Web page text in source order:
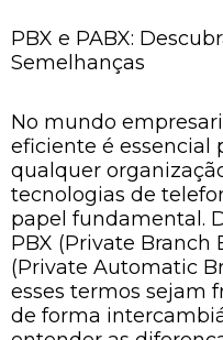
PBX e PABX:
Semelhanças
No mundo
eficiente é essencial
qualquer
tecnologias de
papel fundamental.
PBX (Private Branch
(Private Automatic
esses termos sejam
de forma